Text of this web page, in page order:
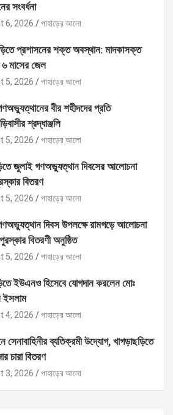
সংবর্ধনা
6, 2026 পাহাড়ের আলো
প্রশাসনের শক্ত অবস্থান: মাদকাসক্ত
মাসের জেল
5, 2026 পাহাড়ের আলো
বীর শহীদদের প্রতি
শ্রদ্ধাঞ্জলি
5, 2026 পাহাড়ের আলো
জুলাই গণঅভ্যুত্থান দিবসের আলোচনা
বিতরণ
5, 2026 পাহাড়ের আলো
দিবস উপলক্ষে রামগড়ে আলোচনা
বিতরণী অনুষ্ঠিত
5, 2026 পাহাড়ের আলো
ইউএনও হিসেবে যোগদান করলেন মোঃ
ইসলাম
4, 2026 পাহাড়ের আলো
সেনাবাহিনীর ব্যতিক্রমী উদ্যোগ, খাগড়াছড়িতে
চারা বিতরণ
3, 2026 পাহাড়ের আলো